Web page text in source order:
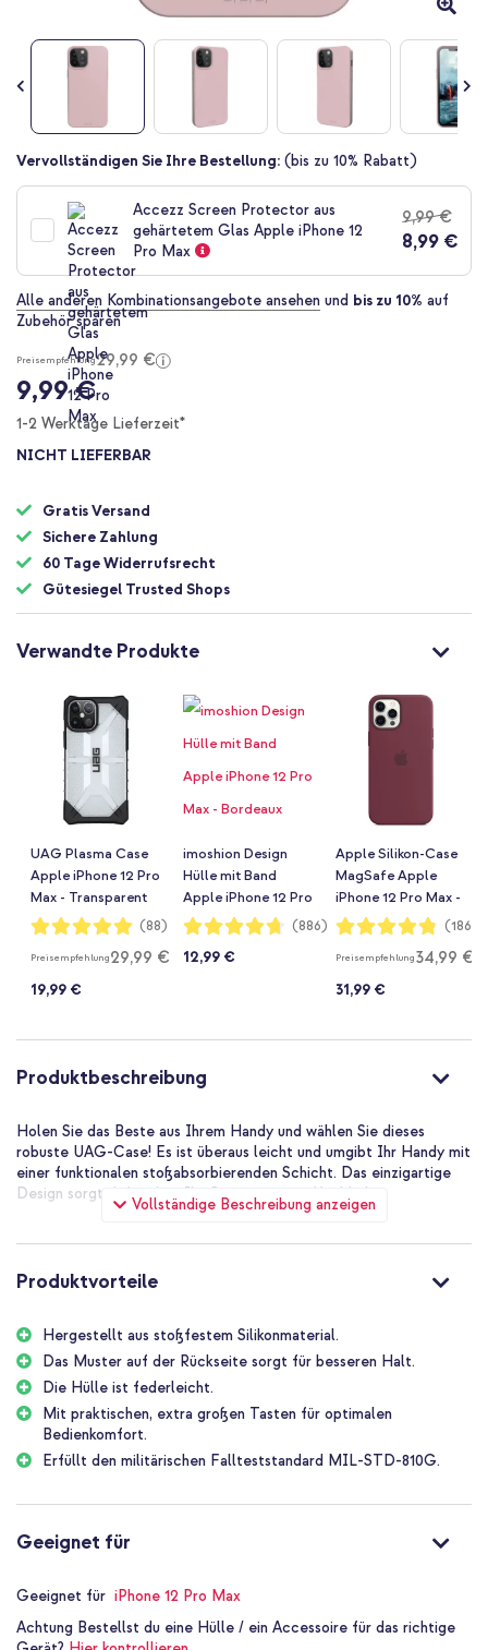
Zum
Bildgalerie
springen
Vervollständigen Sie Ihre Bestellung: (bis zu 10% Rabatt)
Accezz Screen Protector aus
gehärtetem Glas Apple iPhone 12
Pro Max
9,99 €
8,99 €
Alle anderen Kombinationsangebote ansehen und bis zu 10% auf
Zubehör sparen
Preisempfehlung29,99 €
9,99 €
1-2 Werktage Lieferzeit*
NICHT LIEFERBAR
Gratis Versand
Sichere Zahlung
60 Tage Widerrufsrecht
Gütesiegel Trusted Shops
Verwandte Produkte
UAG Plasma Case
Apple iPhone 12 Pro
Max - Transparent
Bewertung:
99%
(88)
Preisempfehlung29,99 €
19,99 €
imoshion Design
Hülle mit Band
Apple iPhone 12 Pro
Max - Bordeaux
Bewertung:
94%
(886)
12,99 €
Apple Silikon-Case
MagSafe Apple
iPhone 12 Pro Max -
Plum
Bewertung:
96%
(1869)
Preisempfehlung34,99 €
31,99 €
Produktbeschreibung
Vollständige Beschreibung anzeigen
Holen Sie das Beste aus Ihrem Handy und wählen Sie dieses
robuste UAG-Case! Es ist überaus leicht und umgibt Ihr Handy mit
einer funktionalen stoßabsorbierenden Schicht. Das einzigartige
Design sorgt dafür, dass Ihr Gerät stets griffig bleibt.
Produktvorteile
Hergestellt aus stoßfestem Silikonmaterial.
Das Muster auf der Rückseite sorgt für besseren Halt.
Die Hülle ist federleicht.
Mit praktischen, extra großen Tasten für optimalen
Bedienkomfort.
Erfüllt den militärischen Fallteststandard MIL-STD-810G.
Geeignet für
Geeignet für iPhone 12 Pro Max
Achtung Bestellst du eine Hülle / ein Accessoire für das richtige